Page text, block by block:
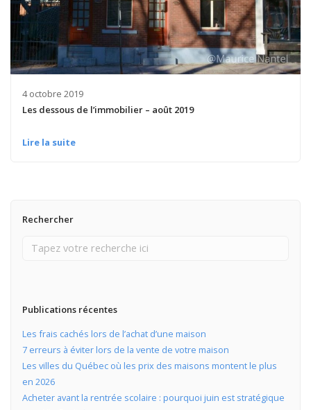
4 octobre 2019
Les dessous de l’immobilier – août 2019
Lire la suite
Rechercher
Publications récentes
Les frais cachés lors de l’achat d’une maison
7 erreurs à éviter lors de la vente de votre maison
Les villes du Québec où les prix des maisons montent le plus
en 2026
Acheter avant la rentrée scolaire : pourquoi juin est stratégique